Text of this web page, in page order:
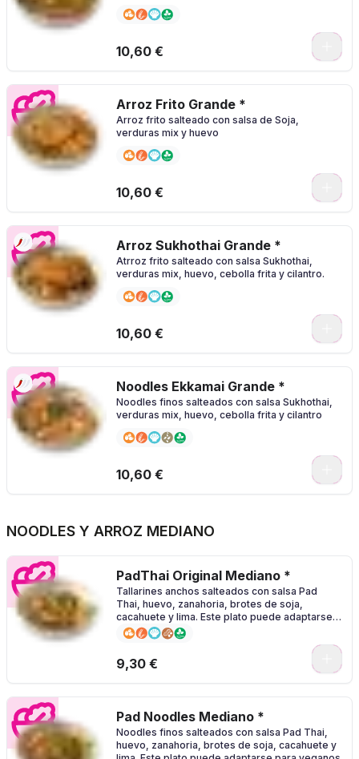
10,60 €
Arroz Frito Grande *
Arroz frito salteado con salsa de Soja,
verduras mix y huevo
10,60 €
Arroz Sukhothai Grande *
Atrroz frito salteado con salsa Sukhothai,
verduras mix, huevo, cebolla frita y cilantro.
10,60 €
Noodles Ekkamai Grande *
Noodles finos salteados con salsa Sukhothai,
verduras mix, huevo, cebolla frita y cilantro
10,60 €
NOODLES Y ARROZ MEDIANO
PadThai Original Mediano *
Tallarines anchos salteados con salsa Pad
Thai, huevo, zanahoria, brotes de soja,
cacahuete y lima. Este plato puede adaptarse
para veganos
9,30 €
Pad Noodles Mediano *
Noodles finos salteados con salsa Pad Thai,
huevo, zanahoria, brotes de soja, cacahuete y